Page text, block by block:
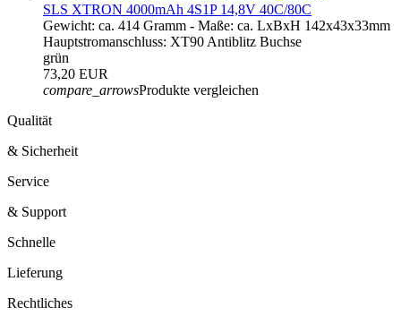
SLS XTRON 4000mAh 4S1P 14,8V 40C/80C
Gewicht: ca. 414 Gramm - Maße: ca. LxBxH 142x43x33mm
Hauptstromanschluss: XT90 Antiblitz Buchse
grün
73,20 EUR
compare_arrowsProdukte vergleichen
Qualität
& Sicherheit
Service
& Support
Schnelle
Lieferung
Rechtliches